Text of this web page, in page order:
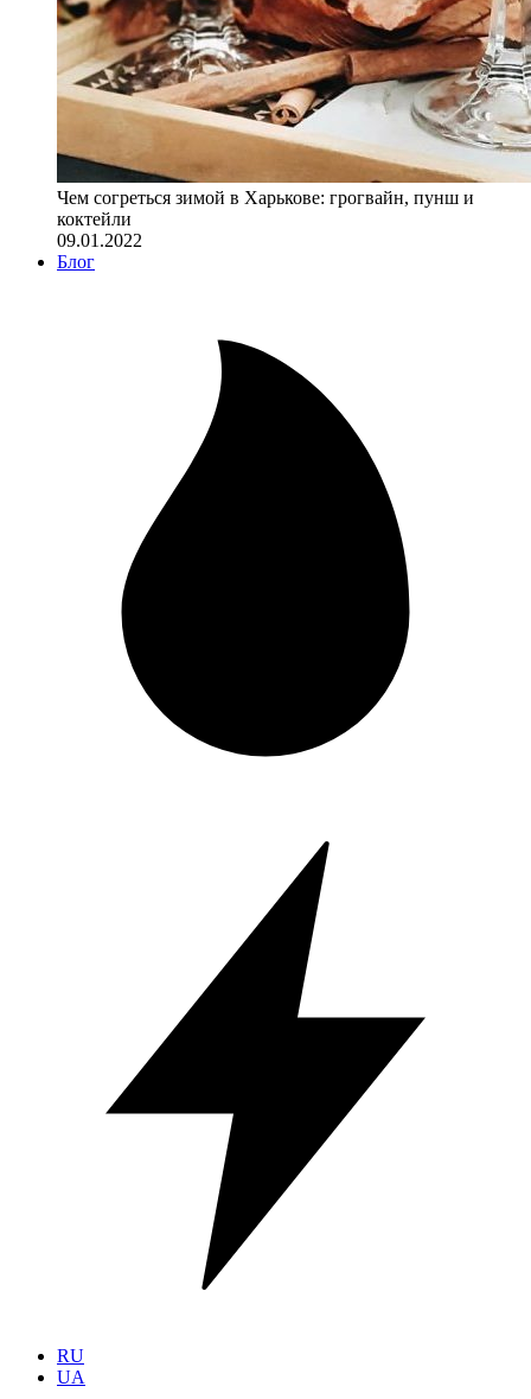
Чем согреться зимой в Харькове: грогвайн, пунш и
коктейли
09.01.2022
Блог
RU
UA